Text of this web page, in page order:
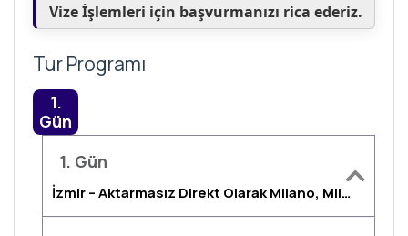
Vize İşlemleri için başvurmanızı rica ederiz.
Tur Programı
1.
Gün
1. Gün
İzmir – Aktarmasız Direkt Olarak Milano, Milano Şehir Turu, Konaklama Milano